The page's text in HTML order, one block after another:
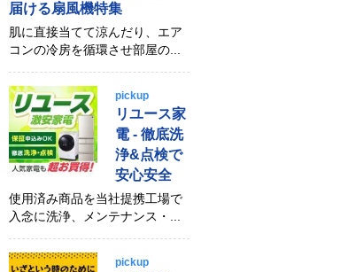
届ける扇風機特集
肌に直接当てて涼んだり、エア
コンの冷房を循環させ部屋の...
pickup
リユース家
電 - 徹底洗
浄&点検で
安心安全
使用済み商品を当社提携工場で
入念に洗浄、メンテナンス・...
pickup